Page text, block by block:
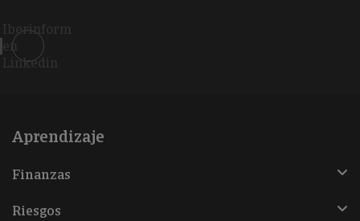
Iberinform
en
Linkedin
Aprendizaje
Finanzas
Riesgos